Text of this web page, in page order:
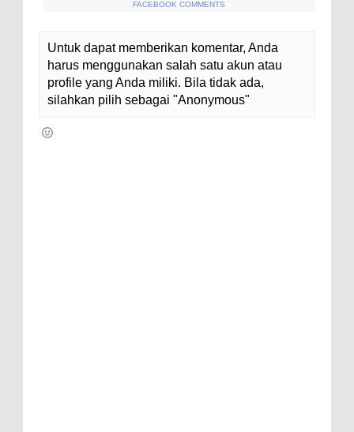
FACEBOOK COMMENTS
Untuk dapat memberikan komentar, Anda
harus menggunakan salah satu akun atau
profile yang Anda miliki. Bila tidak ada,
silahkan pilih sebagai "Anonymous"